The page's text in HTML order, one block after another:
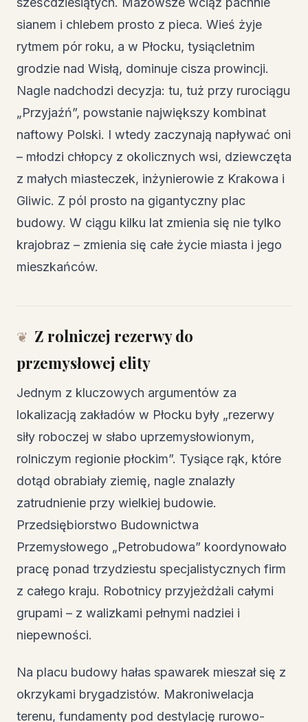
sianem i chlebem prosto z pieca. Wieś żyje
rytmem pór roku, a w Płocku, tysiącletnim
grodzie nad Wisłą, dominuje cisza prowincji.
Nagle nadchodzi decyzja: tu, tuż przy rurociągu
„Przyjaźń”, powstanie największy kombinat
naftowy Polski. I wtedy zaczynają napływać oni
– młodzi chłopcy z okolicznych wsi, dziewczęta
z małych miasteczek, inżynierowie z Krakowa i
Gliwic. Z pól prosto na gigantyczny plac
budowy. W ciągu kilku lat zmienia się nie tylko
krajobraz – zmienia się całe życie miasta i jego
mieszkańców.
Z rolniczej rezerwy do
przemysłowej elity
Jednym z kluczowych argumentów za
lokalizacją zakładów w Płocku były „rezerwy
siły roboczej w słabo uprzemysłowionym,
rolniczym regionie płockim”. Tysiące rąk, które
dotąd obrabiały ziemię, nagle znalazły
zatrudnienie przy wielkiej budowie.
Przedsiębiorstwo Budownictwa
Przemysłowego „Petrobudowa” koordynowało
pracę ponad trzydziestu specjalistycznych firm
z całego kraju. Robotnicy przyjeżdżali całymi
grupami – z walizkami pełnymi nadziei i
niepewności.
Na placu budowy hałas spawarek mieszał się z
okrzykami brygadzistów. Makroniwelacja
terenu, fundamenty pod destylację rurowo-